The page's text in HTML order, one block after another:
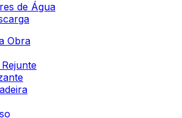
de Água
Obra